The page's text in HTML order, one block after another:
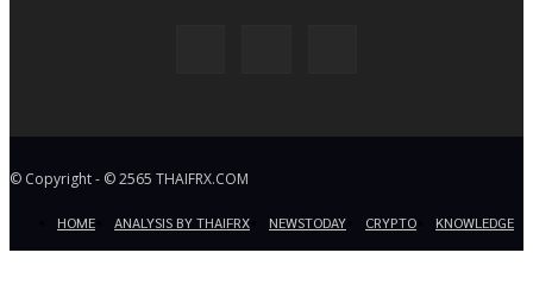
© Copyright - © 2565 THAIFRX.COM
HOME ANALYSIS BY THAIFRX NEWSTODAY CRYPTO KNOWLEDGE